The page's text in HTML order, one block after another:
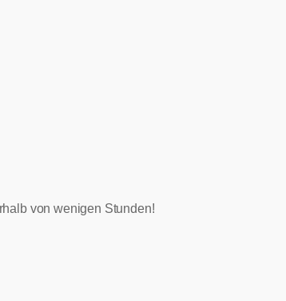
von wenigen Stunden!